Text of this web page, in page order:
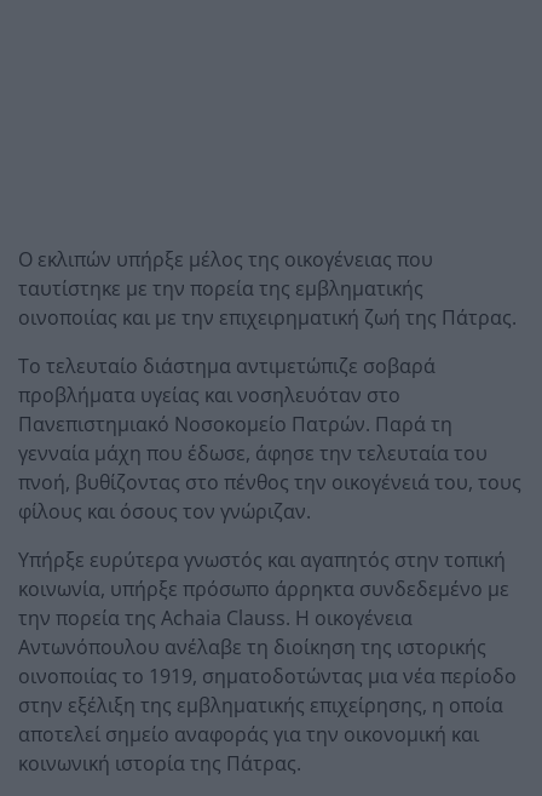
Ο εκλιπών υπήρξε μέλος της οικογένειας που
ταυτίστηκε με την πορεία της εμβληματικής
οινοποιίας και με την επιχειρηματική ζωή της Πάτρας.
Το τελευταίο διάστημα αντιμετώπιζε σοβαρά
προβλήματα υγείας και νοσηλευόταν στο
Πανεπιστημιακό Νοσοκομείο Πατρών. Παρά τη
γενναία μάχη που έδωσε, άφησε την τελευταία του
πνοή, βυθίζοντας στο πένθος την οικογένειά του, τους
φίλους και όσους τον γνώριζαν.
Υπήρξε ευρύτερα γνωστός και αγαπητός στην τοπική
κοινωνία, υπήρξε πρόσωπο άρρηκτα συνδεδεμένο με
την πορεία της Achaia Clauss. Η οικογένεια
Αντωνόπουλου ανέλαβε τη διοίκηση της ιστορικής
οινοποιίας το 1919, σηματοδοτώντας μια νέα περίοδο
στην εξέλιξη της εμβληματικής επιχείρησης, η οποία
αποτελεί σημείο αναφοράς για την οικονομική και
κοινωνική ιστορία της Πάτρας.